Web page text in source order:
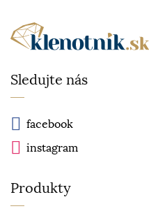
Sledujte nás
facebook
instagram
Produkty